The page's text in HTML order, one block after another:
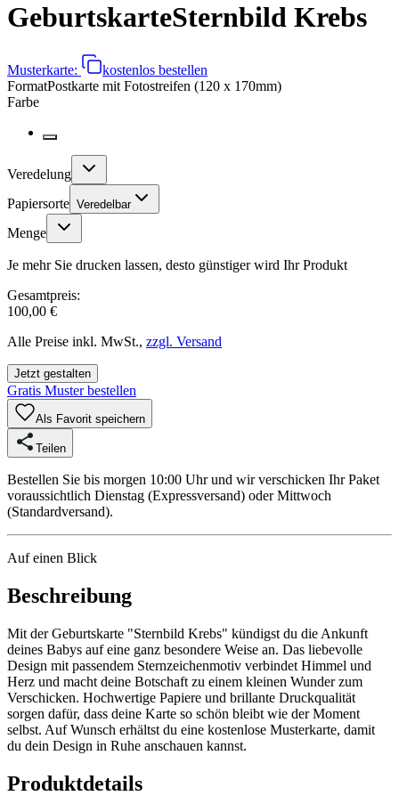
GeburtskarteSternbild Krebs
Musterkarte:
kostenlos bestellen
FormatPostkarte mit Fotostreifen (120 x 170mm)
Farbe
Veredelung
Papiersorte Veredelbar
Menge
Je mehr Sie drucken lassen, desto günstiger wird Ihr Produkt
Gesamtpreis:
100,00 €
Alle Preise inkl. MwSt., zzgl. Versand
Jetzt gestalten
Gratis Muster bestellen
Als Favorit speichern
Teilen
Bestellen Sie bis morgen 10:00 Uhr und wir verschicken Ihr Paket
voraussichtlich Dienstag (Expressversand) oder Mittwoch
(Standardversand).
Auf einen Blick
Beschreibung
Mit der Geburtskarte "Sternbild Krebs" kündigst du die Ankunft
deines Babys auf eine ganz besondere Weise an. Das liebevolle
Design mit passendem Sternzeichenmotiv verbindet Himmel und
Herz und macht deine Botschaft zu einem kleinen Wunder zum
Verschicken. Hochwertige Papiere und brillante Druckqualität
sorgen dafür, dass deine Karte so schön bleibt wie der Moment
selbst. Auf Wunsch erhältst du eine kostenlose Musterkarte, damit
du dein Design in Ruhe anschauen kannst.
Produktdetails